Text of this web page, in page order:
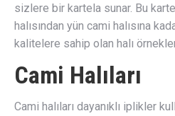
sizlere bir kartela sunar. Bu
halısından yün cami halısına
kalitelere sahip olan halı
Cami Halıları
Cami halıları dayanıklı iplikler